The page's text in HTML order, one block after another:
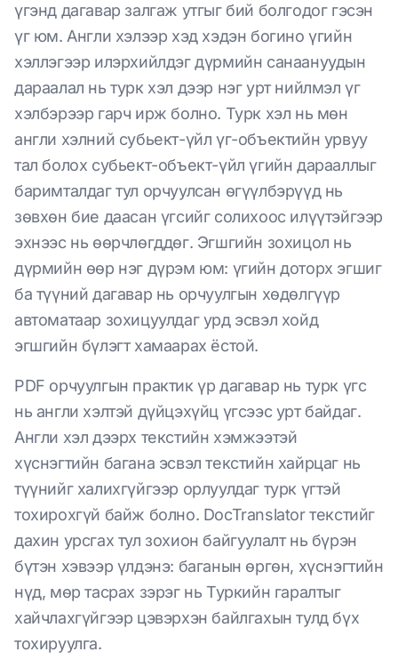
үгэнд дагавар залгаж утгыг бий болгодог гэсэн
үг юм. Англи хэлээр хэд хэдэн богино үгийн
хэллэгээр илэрхийлдэг дүрмийн санаануудын
дараалал нь турк хэл дээр нэг урт нийлмэл үг
хэлбэрээр гарч ирж болно. Турк хэл нь мөн
англи хэлний субьект-үйл үг-объектийн урвуу
тал болох субьект-объект-үйл үгийн дарааллыг
баримталдаг тул орчуулсан өгүүлбэрүүд нь
зөвхөн бие даасан үгсийг солихоос илүүтэйгээр
эхнээс нь өөрчлөгддөг. Эгшгийн зохицол нь
дүрмийн өөр нэг дүрэм юм: үгийн доторх эгшиг
ба түүний дагавар нь орчуулгын хөдөлгүүр
автоматаар зохицуулдаг урд эсвэл хойд
эгшгийн бүлэгт хамаарах ёстой.
PDF орчуулгын практик үр дагавар нь турк үгс
нь англи хэлтэй дүйцэхүйц үгсээс урт байдаг.
Англи хэл дээрх текстийн хэмжээтэй
хүснэгтийн багана эсвэл текстийн хайрцаг нь
түүнийг халихгүйгээр орлуулдаг турк үгтэй
тохирохгүй байж болно. DocTranslator текстийг
дахин урсгах тул зохион байгуулалт нь бүрэн
бүтэн хэвээр үлдэнэ: баганын өргөн, хүснэгтийн
нүд, мөр тасрах зэрэг нь Туркийн гаралтыг
хайчлахгүйгээр цэвэрхэн байлгахын тулд бүх
тохируулга.